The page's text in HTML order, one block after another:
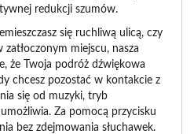
redukcji szumów.
się ruchliwą ulicą, czy
miejscu, nasza
że Twoja podróż dźwiękowa
chcesz pozostać w kontakcie z
się od muzyki, tryb
Za pomocą przycisku
bez zdejmowania słuchawek.